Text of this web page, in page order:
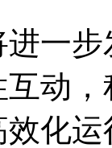
步
动
化